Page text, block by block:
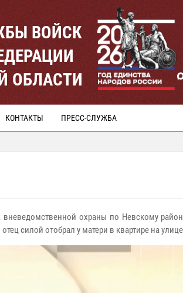
ВОЙСК
ОБЛАСТИ
КОНТАКТЫ ПРЕСС-СЛУЖБА
охраны по Невскому
силой отобрал у матери в квартире на